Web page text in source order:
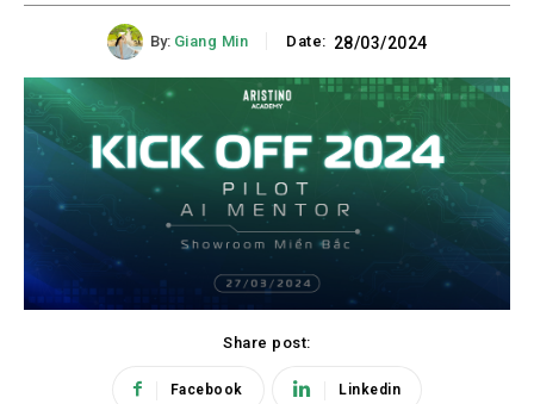
By: Giang Min Date: 28/03/2024
Share post:
Facebook Linkedin